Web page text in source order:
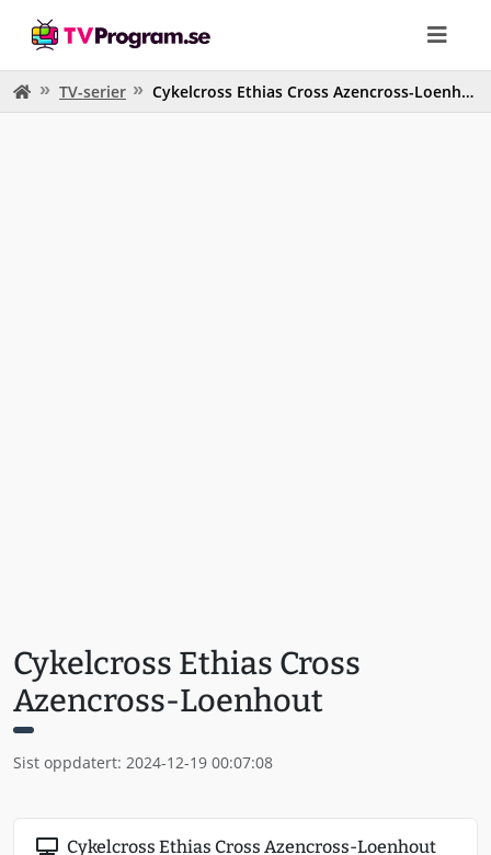
TV-serier Cykelcross Ethias Cross Azencross-Loenhout
Cykelcross Ethias Cross
Azencross-Loenhout
Sist oppdatert: 2024-12-19 00:07:08
Cykelcross Ethias Cross Azencross-Loenhout